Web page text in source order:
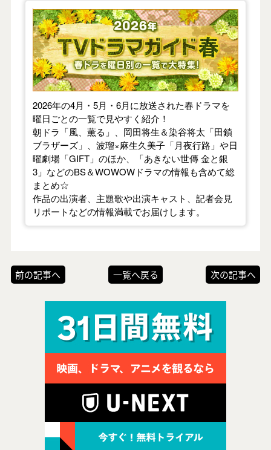
【2026年春】TVドラマガイド
2026年の4月・5月・6月に放送された春ドラマを
曜日ごとの一覧で見やすく紹介！
朝ドラ「風、薫る」、岡田将生＆染谷将太「田鎖
ブラザーズ」、波瑠×麻生久美子「月夜行路」や日
曜劇場「GIFT」のほか、「あきない世傳 金と銀
3」などのBS＆WOWOWドラマの情報も含めて総
まとめ☆
作品の出演者、主題歌や出演キャスト、記者会見
リポートなどの情報満載でお届けします。
前の記事へ 一覧へ戻る 次の記事へ